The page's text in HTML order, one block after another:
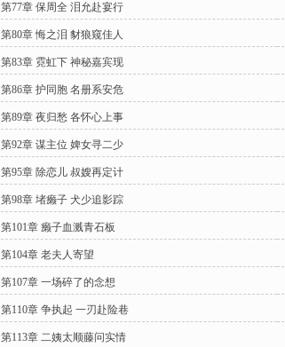
第77章 保周全 泪允赴宴行
第80章 悔之泪 豺狼窥佳人
第83章 霓虹下 神秘嘉宾现
第86章 护同胞 名册系安危
第89章 夜归愁 各怀心上事
第92章 谋主位 婢女寻二少
第95章 除恋儿 叔嫂再定计
第98章 堵癞子 犬少追影踪
第101章 癞子血溅青石板
第104章 老夫人寄望
第107章 一场碎了的念想
第110章 争执起 一刃赴险巷
第113章 二姨太顺藤问实情